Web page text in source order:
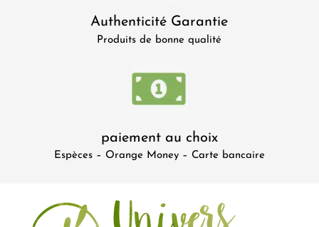
Authenticité Garantie
Produits de bonne qualité
paiement au choix
Espèces – Orange Money – Carte bancaire